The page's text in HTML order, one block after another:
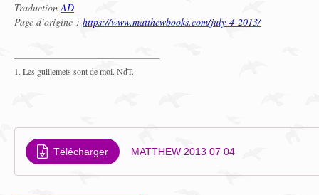
TraductionAD
Page d’origine : https://www.matthewbooks.com/july-4-2013/
1. Les guillemets sont de moi. NdT.
Télécharger MATTHEW 2013 07 04